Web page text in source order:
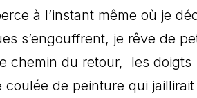
à l’instant même où je
s’engouffrent, je rêve de
chemin du retour, les doigts
de peinture qui